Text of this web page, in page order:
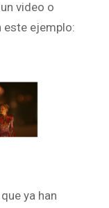
video o
ejemplo:
ya han